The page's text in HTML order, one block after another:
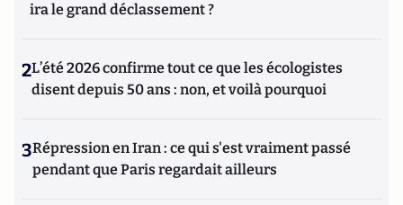
ira le grand déclassement ?
2L’été 2026 confirme tout ce que les écologistes
disent depuis 50 ans : non, et voilà pourquoi
3Répression en Iran : ce qui s'est vraiment passé
pendant que Paris regardait ailleurs